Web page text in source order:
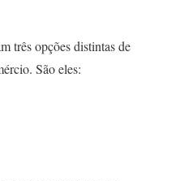
três opções distintas de
São eles: